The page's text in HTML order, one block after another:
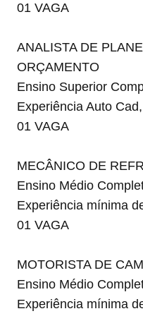
01 VAGA
ANALISTA DE
ORÇAMENTO
Ensino Superior
Experiência Auto
01 VAGA
MECÂNICO DE
Ensino Médio
Experiência mínima
01 VAGA
MOTORISTA DE
Ensino Médio
Experiência mínima